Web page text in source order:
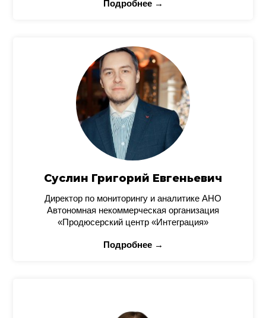
Подробнее →
Суслин Григорий Евгеньевич
Директор по мониторингу и аналитике АНО
Автономная некоммерческая организация
«Продюсерский центр «Интеграция»
Подробнее →